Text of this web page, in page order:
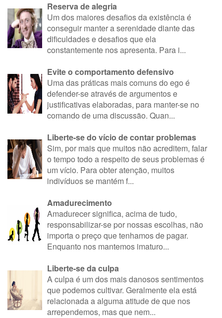
Reserva de alegria
Um dos maiores desafios da existência é
conseguir manter a serenidade diante das
dificuldades e desafios que ela
constantemente nos apresenta. Para i...
Evite o comportamento defensivo
Uma das práticas mais comuns do ego é
defender-se através de argumentos e
justificativas elaboradas, para manter-se no
comando de uma discussão. Quan...
Liberte-se do vício de contar problemas
Sim, por mais que muitos não acreditem, falar
o tempo todo a respeito de seus problemas é
um vício. Para obter atenção, muitos
indivíduos se mantém f...
Amadurecimento
Amadurecer significa, acima de tudo,
responsabilizar-se por nossas escolhas, não
importa o preço que tenhamos de pagar.
Enquanto nos mantemos imaturo...
Liberte-se da culpa
A culpa é um dos mais danosos sentimentos
que podemos cultivar. Geralmente ela está
relacionada a alguma atitude de que nos
arrependemos, mas que nem...